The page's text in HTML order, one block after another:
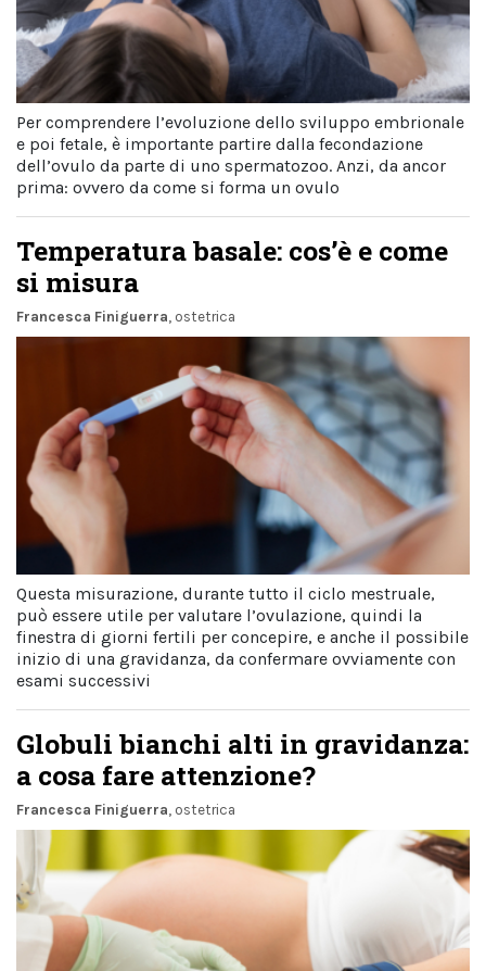
Per comprendere l’evoluzione dello sviluppo embrionale
e poi fetale, è importante partire dalla fecondazione
dell’ovulo da parte di uno spermatozoo. Anzi, da ancor
prima: ovvero da come si forma un ovulo
Temperatura basale: cos’è e come
si misura
Francesca Finiguerra , ostetrica
Questa misurazione, durante tutto il ciclo mestruale,
può essere utile per valutare l’ovulazione, quindi la
finestra di giorni fertili per concepire, e anche il possibile
inizio di una gravidanza, da confermare ovviamente con
esami successivi
Globuli bianchi alti in gravidanza:
a cosa fare attenzione?
Francesca Finiguerra , ostetrica